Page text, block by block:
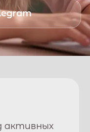
активных